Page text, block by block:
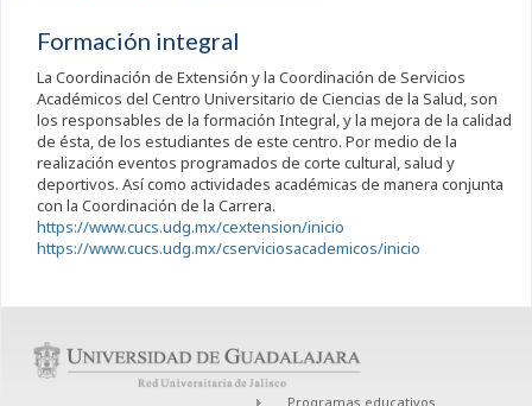
Formación integral
La Coordinación de Extensión y la Coordinación de Servicios
Académicos del Centro Universitario de Ciencias de la Salud, son
los responsables de la formación Integral, y la mejora de la calidad
de ésta, de los estudiantes de este centro. Por medio de la
realización eventos programados de corte cultural, salud y
deportivos. Así como actividades académicas de manera conjunta
con la Coordinación de la Carrera.
https://www.cucs.udg.mx/cextension/inicio
https://www.cucs.udg.mx/cserviciosacademicos/inicio
Programas educativos